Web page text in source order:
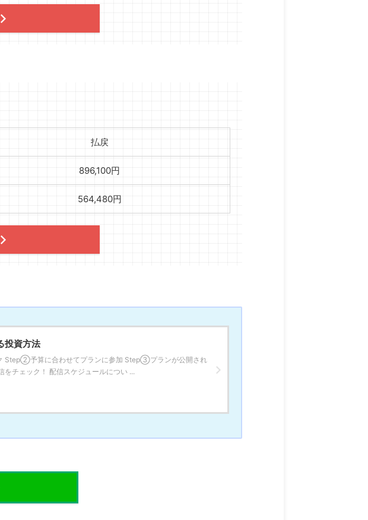
払戻
896,100円
564,480円
投資方法
Step②予算に合わせてプランに参加 Step③プランが公開され
チェック！ 配信スケジュールについ ...